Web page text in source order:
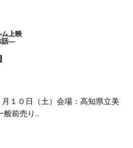
上映
話―
１０日（土）会場：高知県立美
前売り...